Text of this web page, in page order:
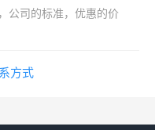
公司的标准，优惠的价
方式